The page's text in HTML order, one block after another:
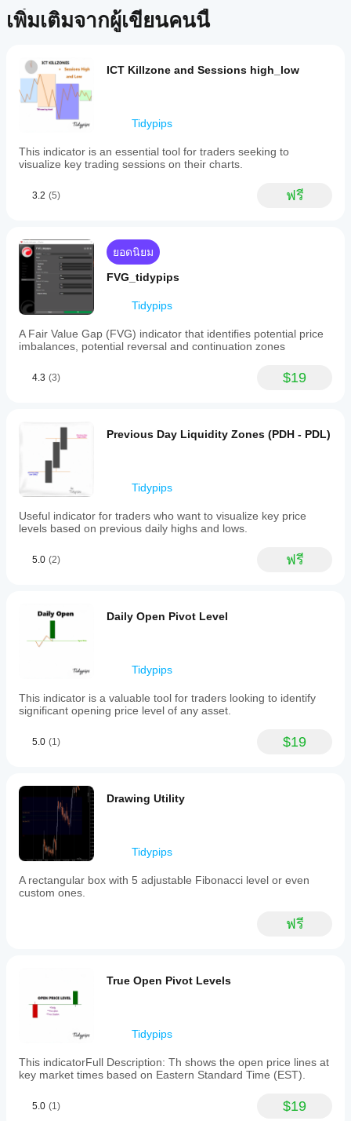
ยังไม่มี
ตภัณฑ์
นี้ หาก
คยลอง
ล้ว ขอ
แรกที่
อกคน
เพื่อเริ่ม
ใช้อิน
การ
วิเคราะห์
ทาง
เทคนิค
ที่รอง
รับอิน
จาก
Store?
อินดิเค
เตอร์ที่
เองพร้อม
ใช้งาน
Windows
ฉันจะทด
บอินดิเค
เตอร์ได้
ใช้อินดิเค
และช่วง
เวลาที่
แตกต่าง
กันเพื่อ
ทำความ
เข้าใจว่า
อย่างไร
ภายใต้
ตลาดที่
ปรับ
พารา
มิเต
อร์
อิน
ดิเค
เตอร์
หรือ
ใช่ คุณสามารถ
เตอร์ให้เหมาะ
กับกลยุทธ์ของ
คุณ
หรือการรับประกันผลการดำเนินงานในอนาคต
เพิ่มเติมจากผู้เขียนคนนี้
ICT Killzone and Sessions high_low
Tidypips
This indicator is an essential tool for traders seeking to
visualize key trading sessions on their charts.
3.2 (5) ฟรี
ยอดนิยม
FVG_tidypips
Tidypips
A Fair Value Gap (FVG) indicator that identifies potential price
imbalances, potential reversal and continuation zones
4.3 (3) $19
Previous Day Liquidity Zones (PDH - PDL)
Tidypips
Useful indicator for traders who want to visualize key price
levels based on previous daily highs and lows.
5.0 (2) ฟรี
Daily Open Pivot Level
Tidypips
This indicator is a valuable tool for traders looking to identify
significant opening price level of any asset.
5.0 (1) $19
Drawing Utility
Tidypips
A rectangular box with 5 adjustable Fibonacci level or even
custom ones.
ฟรี
True Open Pivot Levels
Tidypips
This indicatorFull Description: Th shows the open price lines at
key market times based on Eastern Standard Time (EST).
5.0 (1) $19